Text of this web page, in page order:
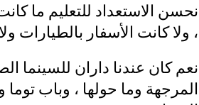
نحسن الاستعداد للتعليم ما
، ولا كانت الأسفار بالطيارات
نعم كان عندنا داران للسينما
المرجهة وما حولها ، وباب